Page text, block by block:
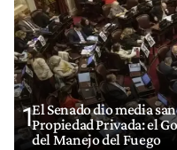
1El Senado dio media
Propiedad Privada: el
del Manejo del Fuego